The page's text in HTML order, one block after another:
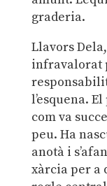
graderia.
Llavors
infravalorat
l’esquena.
com va
peu. Ha
anotà i
xàrcia per a